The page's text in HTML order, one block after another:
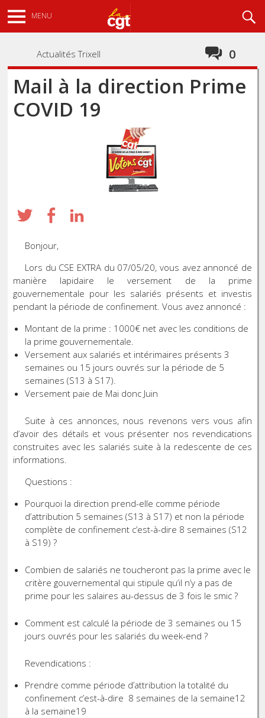
au
contenu
MENU
0
Actualités Trixell
Mail à la direction Prime
COVID 19
Bonjour,
Lors du CSE EXTRA du 07/05/20, vous avez annoncé de
manière lapidaire le versement de la prime
gouvernementale pour les salariés présents et investis
pendant la période de confinement. Vous avez annoncé :
Montant de la prime : 1000€ net avec les conditions de
la prime gouvernementale.
Versement aux salariés et intérimaires présents 3
semaines ou 15 jours ouvrés sur la période de 5
semaines (S13 à S17).
Versement paie de Mai donc Juin
Suite à ces annonces, nous revenons vers vous afin
d’avoir des détails et vous présenter nos revendications
construites avec les salariés suite à la redescente de ces
informations.
Questions :
Pourquoi la direction prend-elle comme période
d’attribution 5 semaines (S13 à S17) et non la période
complète de confinement c’est-à-dire 8 semaines (S12
à S19) ?
Combien de salariés ne toucheront pas la prime avec le
critère gouvernemental qui stipule qu’il n’y a pas de
prime pour les salaires au-dessus de 3 fois le smic ?
Comment est calculé la période de 3 semaines ou 15
jours ouvrés pour les salariés du week-end ?
Revendications :
Prendre comme période d’attribution la totalité du
confinement c’est-à-dire 8 semaines de la semaine12
à la semaine19